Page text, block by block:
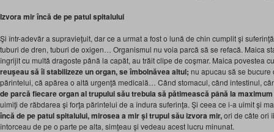
Izvora mir încă de pe patul spitalului
Şi într-adevăr a supravieţuit, dar ce a urmat a fost o lună de chin cumplit şi
tuburi de dren, tuburi de oxigen… Organismul nu voia parcă să se refacă. Maica
îngrijit cu multă dragoste până la capăt, au trăit clipe de coşmar. Maica povestea
reuşeau să îi stabilizeze un organ, se îmbolnăvea altul; nu apucau să se
părintelui, că apărea o altă urgenţă medicală… Când stomacul, când intestinul,
de parcă fiecare organ al trupului său trebuia să pătimească până la
uimiţi de răbdarea şi forţa părintelui de a îndura suferinţa. Şi ceea ce i-a uimit şi
încă de pe patul spitalului, mirosea a mir şi trupul său izvora mir,ori de câte ori
întorceau de pe o parte pe alta, simţeau şi vedeau acest lucru minunat.